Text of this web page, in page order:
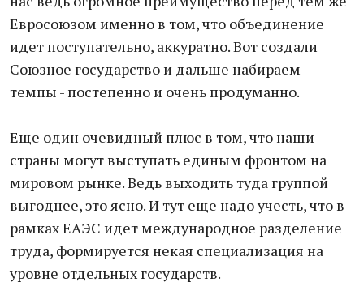
Евросоюзом именно в том, что объединение
идет поступательно, аккуратно. Вот создали
Союзное государство и дальше набираем
темпы - постепенно и очень продуманно.
Еще один очевидный плюс в том, что наши
страны могут выступать единым фронтом на
мировом рынке. Ведь выходить туда группой
выгоднее, это ясно. И тут еще надо учесть, что в
рамках ЕАЭС идет международное разделение
труда, формируется некая специализация на
уровне отдельных государств.